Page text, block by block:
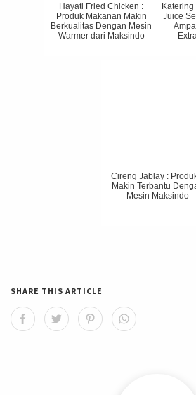
Hayati Fried Chicken :
Produk Makanan Makin
Berkualitas Dengan Mesin
Warmer dari Maksindo
Katering
Juice
Cireng Jablay :
Makin Terbantu
Mesin Maksindo
SHARE THIS ARTICLE